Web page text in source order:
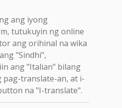
ang iyong
tutukuyin ng online
ang orihinal na wika
"Sindhi",
ang "Italian" bilang
pag-translate-an, at i-
na "I-translate".